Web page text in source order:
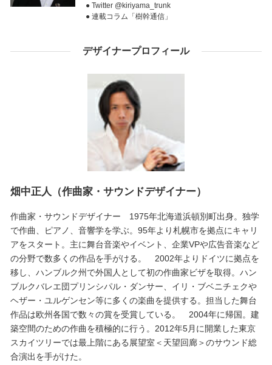
● Twitter @kiriyama_trunk
● 連載コラム「樹幹通信」
デザイナープロフィール
畑中正人（作曲家・サウンドデザイナー）
作曲家・サウンドデザイナー 1975年北海道浜頓別町出身。独学
で作曲、ピアノ、音響学を学ぶ。95年より札幌市を拠点にキャリ
アをスタート。主に舞台音楽やイベント、企業VPや広告音楽など
の分野で数多くの作品を手がける。 2002年よりドイツに拠点を
移し、ハンブルク州で外国人として初の作曲家ビザを取得。ハン
ブルクバレエ団プリンシパル・ダンサー、イリ・ブベニチェクや
ヘザー・ユルゲンセン等に多くの楽曲を提供する。担当した舞台
作品は欧州各国で数々の賞を受賞している。 2004年に帰国。建
築空間のための作曲を積極的に行う。2012年5月に開業した東京
スカイツリーでは最上階にある展望室＜天望回廊＞のサウンド総
合演出を手がけた。